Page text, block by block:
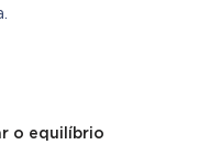
o equilíbrio